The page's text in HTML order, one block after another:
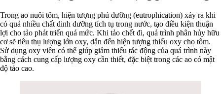
Trong ao nuôi tôm, hiện tượng phú dưỡng (eutrophication) xảy ra khi
có quá nhiều chất dinh dưỡng tích tụ trong nước, tạo điều kiện thuận
lợi cho tảo phát triển quá mức. Khi tảo chết đi, quá trình phân hủy hữu
cơ sẽ tiêu thụ lượng lớn oxy, dẫn đến hiện tượng thiếu oxy cho tôm.
Sử dụng oxy viên có thể giúp giảm thiểu tác động của quá trình này
bằng cách cung cấp lượng oxy cần thiết, đặc biệt trong các ao có mật
độ tảo cao.